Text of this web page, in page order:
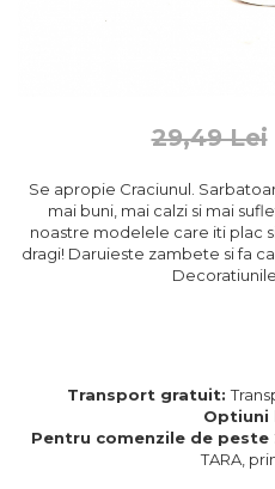
Felicitari din lemn
Felicitari pentru cei dragi
Felicitari cu model
Papioane din lemn
Decoratiuni pentru casa
29,49 Lei
Se apropie Craciunul.
mai buni, mai calzi si mai
noastre modelele care iti plac
dragi! Daruieste zambete si fa
Transport gratuit:
Optiuni
Pentru comenzile de peste
TARA,